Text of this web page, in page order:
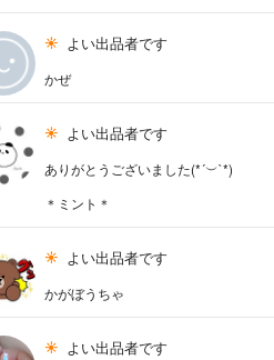
よい出品者です
かぜ
よい出品者です
ありがとうございました(*´︶`*)
＊ミント＊
よい出品者です
かがぼうちゃ
よい出品者です